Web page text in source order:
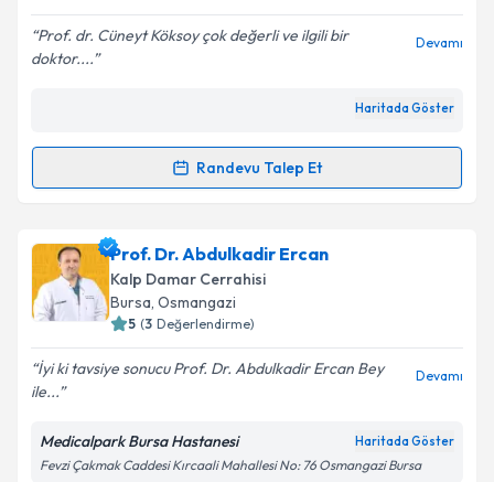
Prof. dr. Cüneyt Köksoy çok değerli ve ilgili bir
doktor....
Devamı
Haritada Göster
Randevu Talep Et
Randevu Takvimi Talebi
Prof. Dr. Cüneyt Köksoyiçin randevu takvimi talebi
oluşturun. Size bu uzmandan randevu almanız için bir
takvim hazırlandığında e-posta ile bilgilendireceğiz.
Kişisel verilerimin işlenmesine ilişkin
Aydınlatma
Metni'ni okudum ve kişisel verilerimin belirtilen
Prof. Dr. Abdulkadir Ercan
Kalp Damar Cerrahisi
Bursa, Osmangazi
5 (3 Değerlendirme)
İyi ki tavsiye sonucu Prof. Dr. Abdulkadir Ercan Bey
ile...
Devamı
Medicalpark Bursa Hastanesi Haritada Göster
Fevzi Çakmak Caddesi Kırcaali Mahallesi No: 76 Osmangazi Bursa